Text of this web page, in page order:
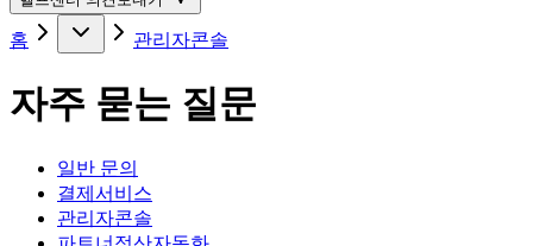
홈 관리자콘솔
자주 묻는 질문
일반 문의
결제서비스
관리자콘솔